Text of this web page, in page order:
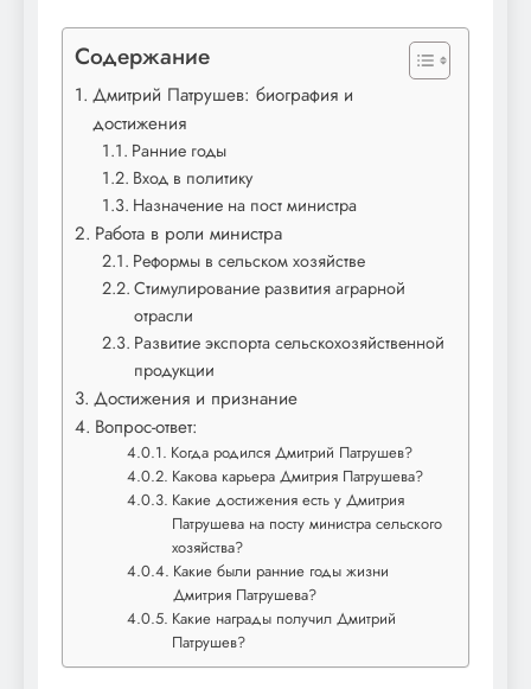
Содержание
Дмитрий Патрушев: биография и
достижения
Ранние годы
Вход в политику
Назначение на пост министра
Работа в роли министра
Реформы в сельском хозяйстве
Стимулирование развития аграрной
отрасли
Развитие экспорта сельскохозяйственной
продукции
Достижения и признание
Вопрос-ответ:
Когда родился Дмитрий Патрушев?
Какова карьера Дмитрия Патрушева?
Какие достижения есть у Дмитрия
Патрушева на посту министра сельского
хозяйства?
Какие были ранние годы жизни
Дмитрия Патрушева?
Какие награды получил Дмитрий
Патрушев?